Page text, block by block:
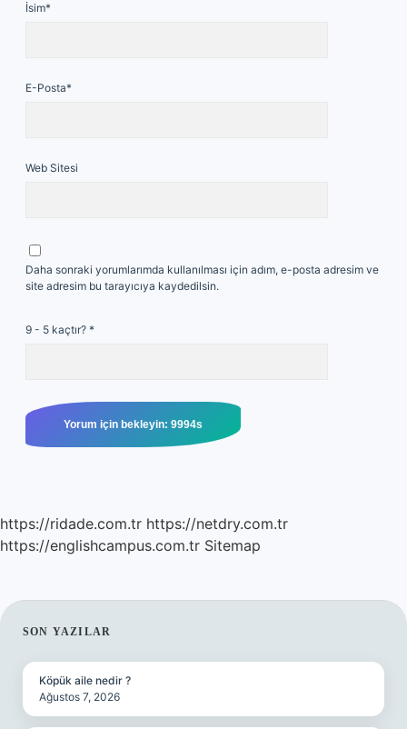
İsim*
E-Posta*
Web Sitesi
Daha sonraki yorumlarımda kullanılması için adım, e-posta adresim ve
site adresim bu tarayıcıya kaydedilsin.
9 - 5 kaçtır? *
https://ridade.com.tr https://netdry.com.tr
https://englishcampus.com.tr Sitemap
SIDEBAR
SON YAZILAR
Köpük aile nedir ?
Ağustos 7, 2026